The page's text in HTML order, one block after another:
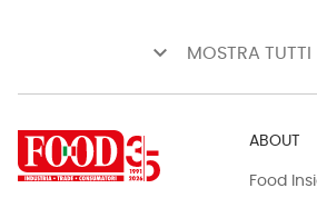
keyboard_arrow_down MOSTRA TUTTI
ABOUT
Food